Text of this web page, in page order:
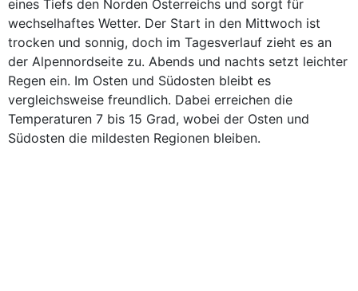
eines Tiefs den Norden Österreichs und sorgt für
wechselhaftes Wetter. Der Start in den Mittwoch ist
trocken und sonnig, doch im Tagesverlauf zieht es an
der Alpennordseite zu. Abends und nachts setzt leichter
Regen ein. Im Osten und Südosten bleibt es
vergleichsweise freundlich. Dabei erreichen die
Temperaturen 7 bis 15 Grad, wobei der Osten und
Südosten die mildesten Regionen bleiben.